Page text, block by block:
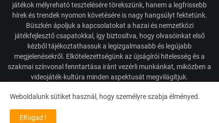
játékok mélyreható tesztelésére törekszünk, hanem a legfrissebb
hírek és trendek nyomon követésére is nagy hangsúlyt fektetünk.
Büszkén ápoljuk a kapcsolatokat a hazai és nemzetközi
játékfejlesztő csapatokkal, így biztosítva, hogy olvasóinkat első
kézből tájékoztathassuk a legizgalmasabb és legújabb
megjelenésekről. Elkötelezettségünk az újságírói hitelesség és a
szakmai színvonal fenntartása iránt vezérli munkánkat, miközben a
videojáték-kultúra minden aspektusát megvilágítjuk.
Weboldalunk sütiket használ, hogy személyre szabja élményed.
Elfogad !